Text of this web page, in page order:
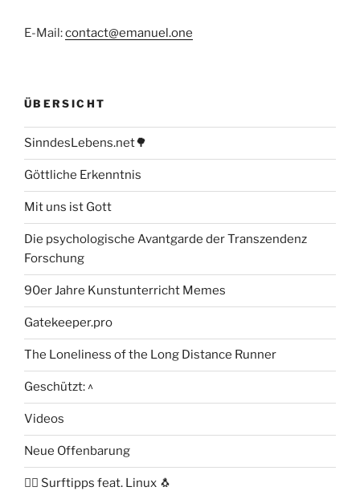
E-Mail:contact@emanuel.one
ÜBERSICHT
SinndesLebens.net🌳
Göttliche Erkenntnis
Mit uns ist Gott
Die psychologische Avantgarde der Transzendenz
Forschung
90er Jahre Kunstunterricht Memes
Gatekeeper.pro
The Loneliness of the Long Distance Runner
Geschützt: ^
Videos
Neue Offenbarung
🏄‍♂️ Surftipps feat. Linux 🐧